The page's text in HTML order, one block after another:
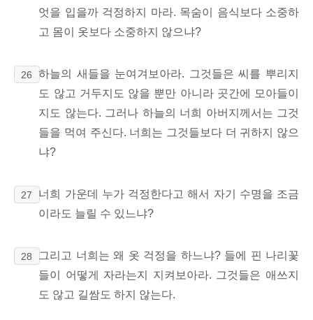
엇을 입을까 걱정하지 마라. 목숨이 음식보다 소중하
고 몸이 옷보다 소중하지 않으냐?
26
하늘의 새들을 눈여겨보아라. 그것들은 씨를 뿌리지
도 않고 거두지도 않을 뿐만 아니라 곳간에 모아들이
지도 않는다. 그러나 하늘의 너희 아버지께서는 그것
들을 먹여 주신다. 너희는 그것들보다 더 귀하지 않으
냐?
27 너희 가운데 누가 걱정한다고 해서 자기 수명을 조금
이라도 늘릴 수 있느냐?
28
그리고 너희는 왜 옷 걱정을 하느냐? 들에 핀 나리꽃
들이 어떻게 자라는지 지켜보아라. 그것들은 애쓰지
도 않고 길쌈도 하지 않는다.